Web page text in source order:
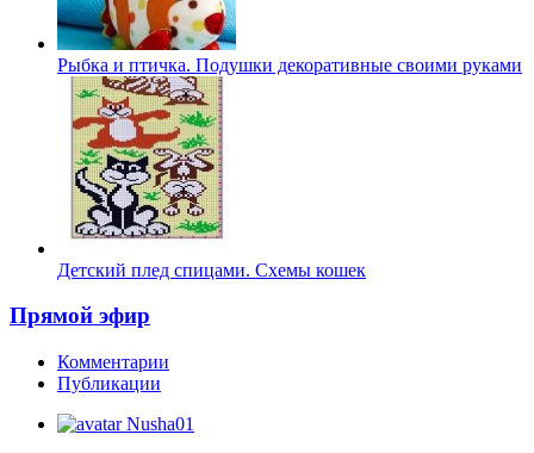
Рыбка и птичка. Подушки декоративные своими руками
Детский плед спицами. Схемы кошек
Прямой эфир
Комментарии
Публикации
Nusha01